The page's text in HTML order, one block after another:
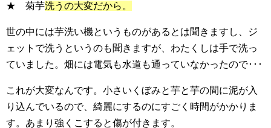
★ 菊芋洗うの大変だから。
世の中には芋洗い機というものがあるとは聞きますし、ジ
ェットで洗うというのも聞きますが、わたくしは手で洗っ
ていました。畑には電気も水道も通っていなかったので･･･
これが大変なんです。小さいくぼみと芋と芋の間に泥が入
り込んでいるので、綺麗にするのにすごく時間がかかりま
す。あまり強くこすると傷が付きます。